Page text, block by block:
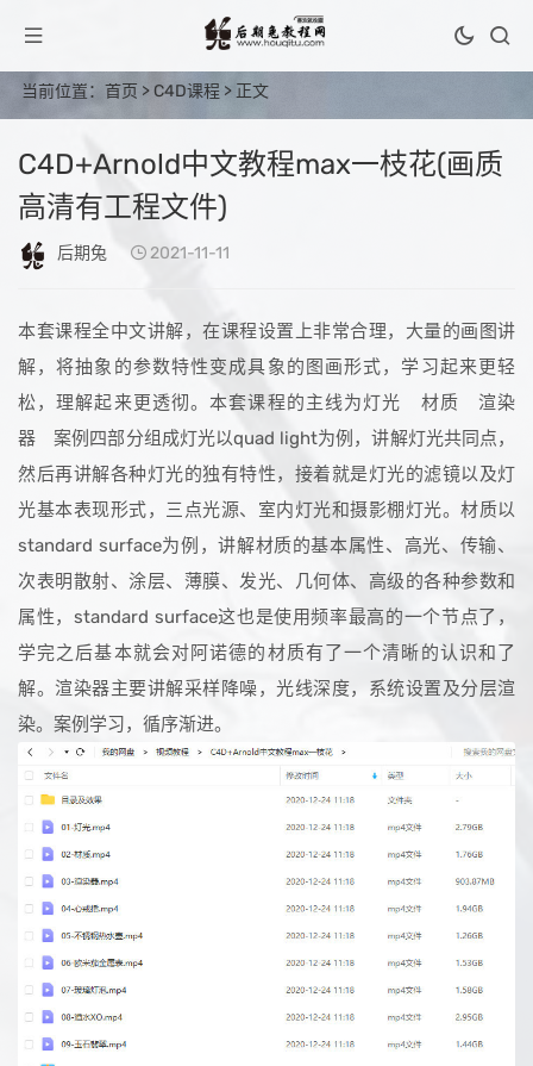
当前位置： 首页 >C4D课程 > 正文
C4D+Arnold中文教程max一枝花(画质
高清有工程文件)
后期兔 2021-11-11
本套课程全中文讲解，在课程设置上非常合理，大量的画图讲
解，将抽象的参数特性变成具象的图画形式，学习起来更轻
松，理解起来更透彻。本套课程的主线为灯光 材质 渲染
器 案例四部分组成灯光以quad light为例，讲解灯光共同点，
然后再讲解各种灯光的独有特性，接着就是灯光的滤镜以及灯
光基本表现形式，三点光源、室内灯光和摄影棚灯光。材质以
standard surface为例，讲解材质的基本属性、高光、传输、
次表明散射、涂层、薄膜、发光、几何体、高级的各种参数和
属性，standard surface这也是使用频率最高的一个节点了，
学完之后基本就会对阿诺德的材质有了一个清晰的认识和了
解。渲染器主要讲解采样降噪，光线深度，系统设置及分层渲
染。案例学习，循序渐进。